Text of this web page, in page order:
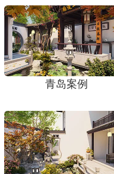
青岛案例